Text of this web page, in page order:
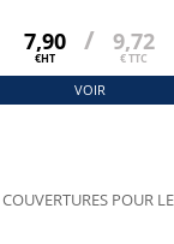
7,90
€HT
/ 9,72
€ TTC
VOIR
COUVERTURES POUR